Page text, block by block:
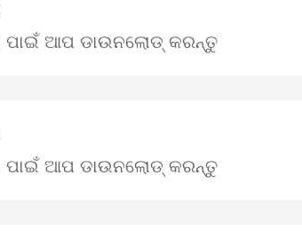
ପାଇଁ ଆପ ଡାଉନଲୋଡ୍ କରନ୍ତୁ
ପାଇଁ ଆପ ଡାଉନଲୋଡ୍ କରନ୍ତୁ